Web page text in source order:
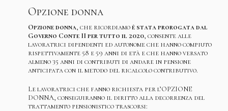
Opzione donna
Opzione donna, che ricordiamoè stata prorogata dal
Governo Conte II per tutto il 2020, consente alle
lavoratrici dipendenti ed autonome che hanno compiuto
rispettivamente 58 e 59 anni di età e che hanno versato
almeno 35 anni di contributi di andare in pensione
anticipata con il metodo del ricalcolo contributivo.
Le lavoratrici che fanno richiesta per l’OPZIONE
DONNA, conseguiranno il diritto alla decorrenza del
trattamento pensionistico trascorsi: